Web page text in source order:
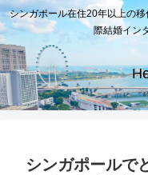
シンガポール在住20年以上の
際結婚イン
シンガポールで